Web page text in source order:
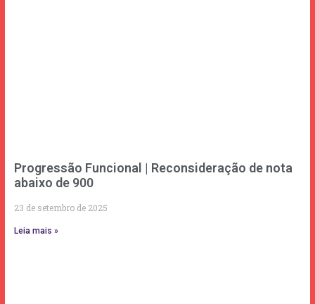
Progressão Funcional | Reconsideração de nota
abaixo de 900
23 de setembro de 2025
Leia mais »